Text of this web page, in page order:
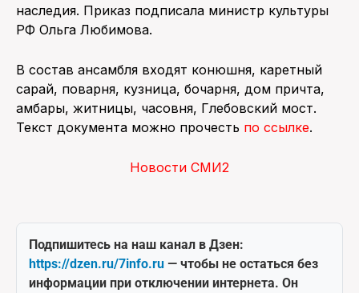
наследия. Приказ подписала министр культуры
РФ Ольга Любимова.
В состав ансамбля входят конюшня, каретный
сарай, поварня, кузница, бочарня, дом причта,
амбары, житницы, часовня, Глебовский мост.
Текст документа можно прочесть по ссылке.
Новости СМИ2
Подпишитесь на наш канал в Дзен:
https://dzen.ru/7info.ru — чтобы не остаться без
информации при отключении интернета. Он